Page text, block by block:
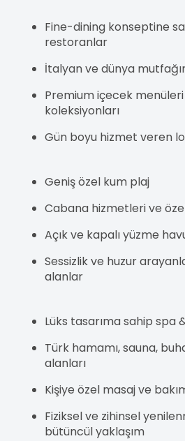
Fine-dining konseptine
restoranlar
İtalyan ve dünya
Premium içecek
koleksiyonları
Gün boyu hizmet veren
Geniş özel kum plaj
Cabana hizmetleri ve
Açık ve kapalı yüzme
Sessizlik ve huzur
alanlar
Lüks tasarıma sahip spa
Türk hamamı, sauna,
alanları
Kişiye özel masaj ve
Fiziksel ve zihinsel
bütüncül yaklaşım